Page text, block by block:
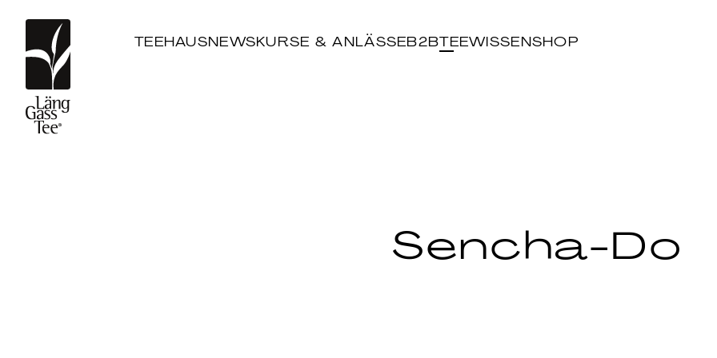
TEEHAUSNEWSKURSE & ANLÄSSEB2BTEEWISSENSHOP
Sencha-Do